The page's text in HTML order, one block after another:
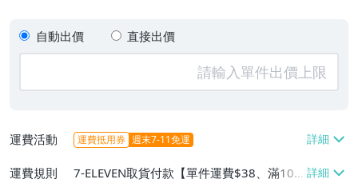
自動出價 直接出價
運費活動 運費抵用券 週末7-11免運
運費規則
7-ELEVEN取貨付款【單件運費$38、滿100